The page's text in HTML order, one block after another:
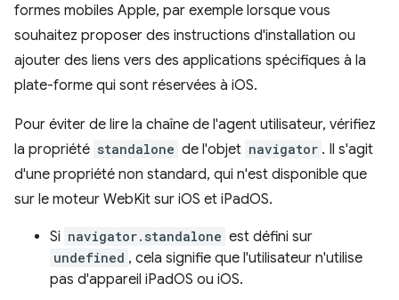
formes mobiles Apple, par exemple lorsque vous
souhaitez proposer des instructions d'installation ou
ajouter des liens vers des applications spécifiques à la
plate-forme qui sont réservées à iOS.
Pour éviter de lire la chaîne de l'agent utilisateur, vérifiez
la propriété standalone de l'objet navigator . Il s'agit
d'une propriété non standard, qui n'est disponible que
sur le moteur WebKit sur iOS et iPadOS.
Si navigator.standalone est défini sur
undefined , cela signifie que l'utilisateur n'utilise
pas d'appareil iPadOS ou iOS.